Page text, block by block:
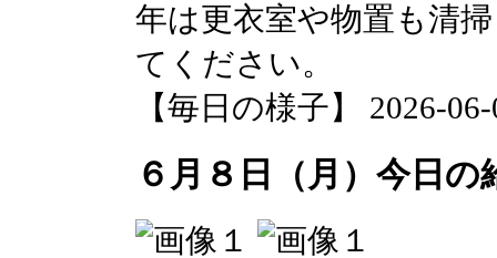
年は更衣室や物置も清
てください。
【毎日の様子】 2026-
６月８日（月）今日の